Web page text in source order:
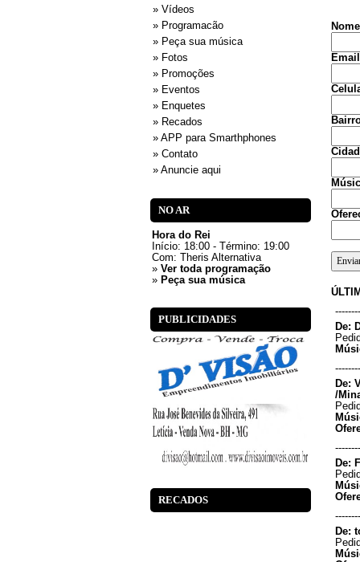
» Vídeos
» Programacão
» Peça sua música
» Fotos
» Promoções
» Eventos
» Enquetes
» Recados
» APP para Smarthphones
» Contato
» Anuncie aqui
NO AR
Hora do Rei
Início: 18:00 - Término: 19:00
Com:
Theris Alternativa
» Ver toda programação
» Peça sua música
PUBLICIDADES
RECADOS
De:
De:
/
De:
De: